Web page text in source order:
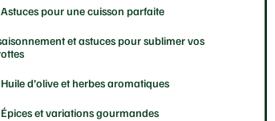
Astuces pour une cuisson parfaite
et astuces pour sublimer vos
Huile d’olive et herbes aromatiques
Épices et variations gourmandes